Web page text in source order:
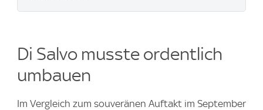
Di Salvo musste ordentlich
umbauen
Im Vergleich zum souveränen Auftakt im September